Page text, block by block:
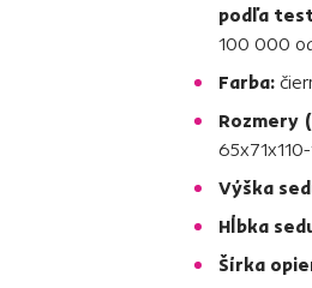
podľa
100 000
Farba:
Rozmery
Výška
Hĺbka
Šírka